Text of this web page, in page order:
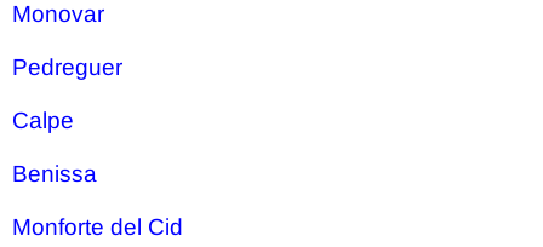
Monovar
Pedreguer
Calpe
Benissa
Monforte del Cid